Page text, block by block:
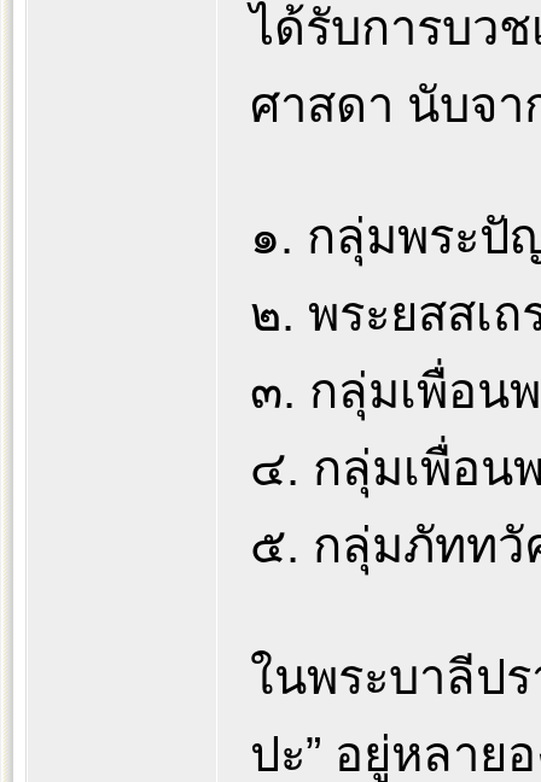
ได้รับการบว
ศาสดา นับจา
๑. กลุ่มพระปั
๒. พระยสสเถ
๓. กลุ่มเพื่อน
๔. กลุ่มเพื่อน
๕. กลุ่มภัททวั
ในพระบาลีป
ปะ” อยู่หลาย